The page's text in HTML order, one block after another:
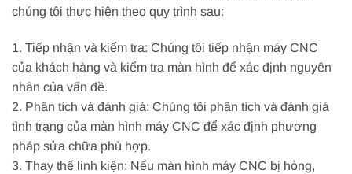
chúng tôi thực hiện theo quy trình sau:
1. Tiếp nhận và kiểm tra: Chúng tôi tiếp nhận máy CNC
của khách hàng và kiểm tra màn hình để xác định nguyên
nhân của vấn đề.
2. Phân tích và đánh giá: Chúng tôi phân tích và đánh giá
tình trạng của màn hình máy CNC để xác định phương
pháp sửa chữa phù hợp.
3. Thay thế linh kiện: Nếu màn hình máy CNC bị hỏng,